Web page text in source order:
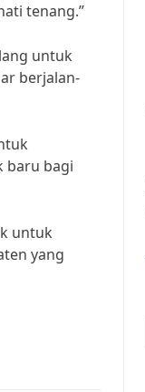
tenang.”
untuk
berjalan-
baru bagi
untuk
yang